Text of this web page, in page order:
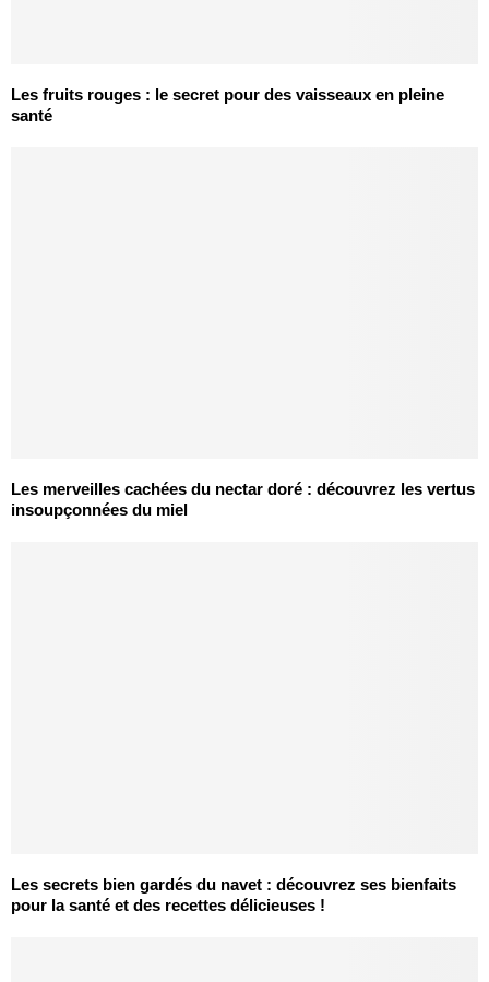
Les fruits rouges : le secret pour des vaisseaux en pleine
santé
Les merveilles cachées du nectar doré : découvrez les vertus
insoupçonnées du miel
Les secrets bien gardés du navet : découvrez ses bienfaits
pour la santé et des recettes délicieuses !